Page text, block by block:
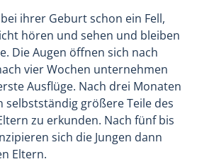
ihrer Geburt schon ein Fell,
hören und sehen und bleiben
Die Augen öffnen sich nach
vier Wochen unternehmen
Ausflüge. Nach drei Monaten
selbstständig größere Teile des
zu erkunden. Nach fünf bis
sich die Jungen dann
Eltern.